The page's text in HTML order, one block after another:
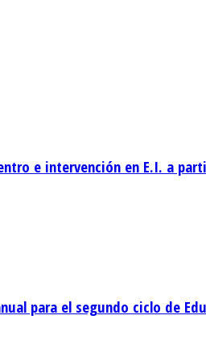
e intervención en E.I. a
para el segundo ciclo de